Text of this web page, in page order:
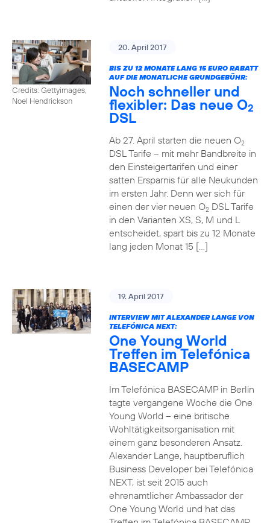
Credits: Gettyimages,
Noel Hendrickson
20. April 2017
BIS ZU 12 MONATE LANG 15 EURO RABATT
AUF DIE MONATLICHE GRUNDGEBÜHR:
Noch schneller und
flexibler: Das neue O2
DSL
Ab 27. April starten die neuen O2
DSL Tarife – mit mehr Bandbreite in
den Einsteigertarifen und einer
satten Ersparnis für alle Neukunden
im ersten Jahr. Denn wer sich für
einen der vier neuen O2DSL Tarife
in den Varianten XS, S, M und L
entscheidet, spart bis zu 12 Monate
lang jeden Monat 15 […]
19. April 2017
INTERVIEW MIT ALEXANDER LANGE VON
TELEFÓNICA NEXT:
One Young World
Treffen im Telefónica
BASECAMP
Im Telefónica BASECAMP in Berlin
tagte vergangene Woche die One
Young World – eine britische
Wohltätigkeitsorganisation mit
einem ganz besonderen Ansatz.
Alexander Lange, hauptberuflich
Business Developer bei Telefónica
NEXT, ist seit 2015 auch
ehrenamtlicher Ambassador der
One Young World und hat das